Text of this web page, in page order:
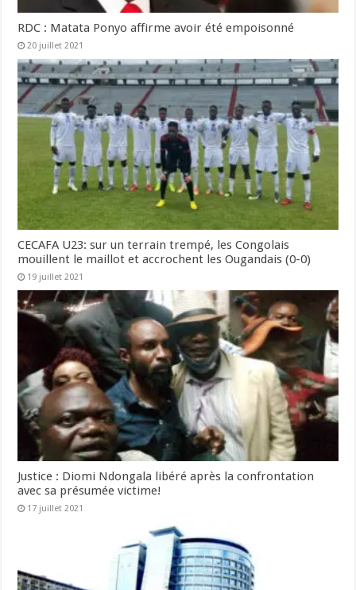
RDC : Matata Ponyo affirme avoir été empoisonné
20 juillet 2021
CECAFA U23: sur un terrain trempé, les Congolais
mouillent le maillot et accrochent les Ougandais (0-0)
19 juillet 2021
Justice : Diomi Ndongala libéré après la confrontation
avec sa présumée victime!
17 juillet 2021